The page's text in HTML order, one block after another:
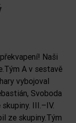
Naši
A v sestavě
vybojoval
Svoboda
III.–IV.
ze skupiny.Tým